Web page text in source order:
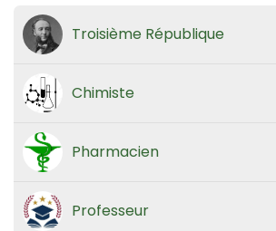
Troisième République
Chimiste
Pharmacien
Professeur